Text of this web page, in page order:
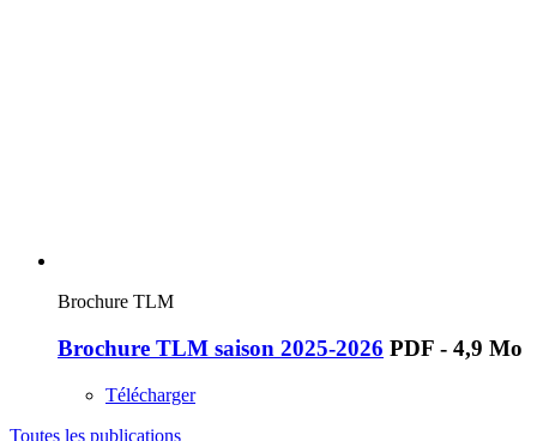
Brochure TLM
Brochure TLM saison 2025-2026 PDF - 4,9 Mo
Télécharger
Toutes les publications